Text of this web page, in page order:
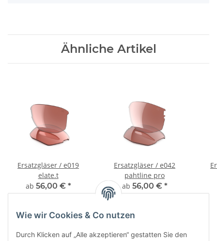
Ähnliche Artikel
Ersatzgläser / e019
elate.t
ab 56,00 € *
Ersatzgläser / e042
pahtline pro
ab 56,00 € *
Wie wir Cookies & Co nutzen
Durch Klicken auf „Alle akzeptieren“ gestatten Sie den